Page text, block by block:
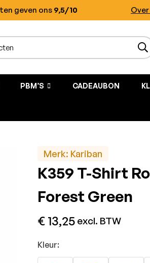
geven ons 9,5/10
PBM’S CADEAUBON
Merk: Kariban
K359 T-Shirt
Forest Green
€ 13,25 excl. BTW
Kleur: